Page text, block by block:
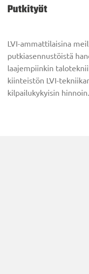
Putkityöt
LVI-ammattilaisina
putkiasennustöistä
laajempiinkin
kiinteistön LVI-
kilpailukykyisin hinnoin.